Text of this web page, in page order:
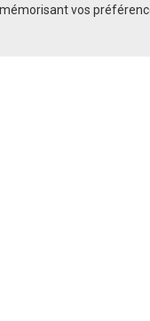
vos